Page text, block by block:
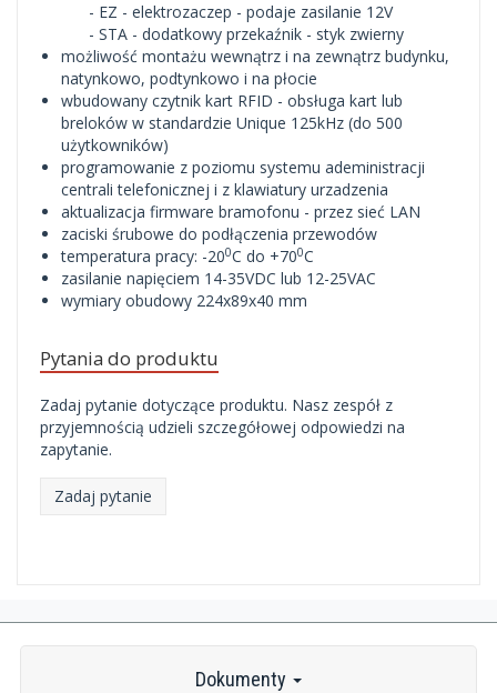
- EZ - elektrozaczep - podaje zasilanie 12V
- STA - dodatkowy przekaźnik - styk zwierny
możliwość montażu wewnątrz i na zewnątrz budynku,
natynkowo, podtynkowo i na płocie
wbudowany czytnik kart RFID - obsługa kart lub
breloków w standardzie Unique 125kHz (do 500
użytkowników)
programowanie z poziomu systemu adeministracji
centrali telefonicznej i z klawiatury urzadzenia
aktualizacja firmware bramofonu - przez sieć LAN
zaciski śrubowe do podłączenia przewodów
temperatura pracy: -200C do +700C
zasilanie napięciem 14-35VDC lub 12-25VAC
wymiary obudowy 224x89x40 mm
Pytania do produktu
Zadaj pytanie dotyczące produktu. Nasz zespół z
przyjemnością udzieli szczegółowej odpowiedzi na
zapytanie.
Zadaj pytanie
Dokumenty